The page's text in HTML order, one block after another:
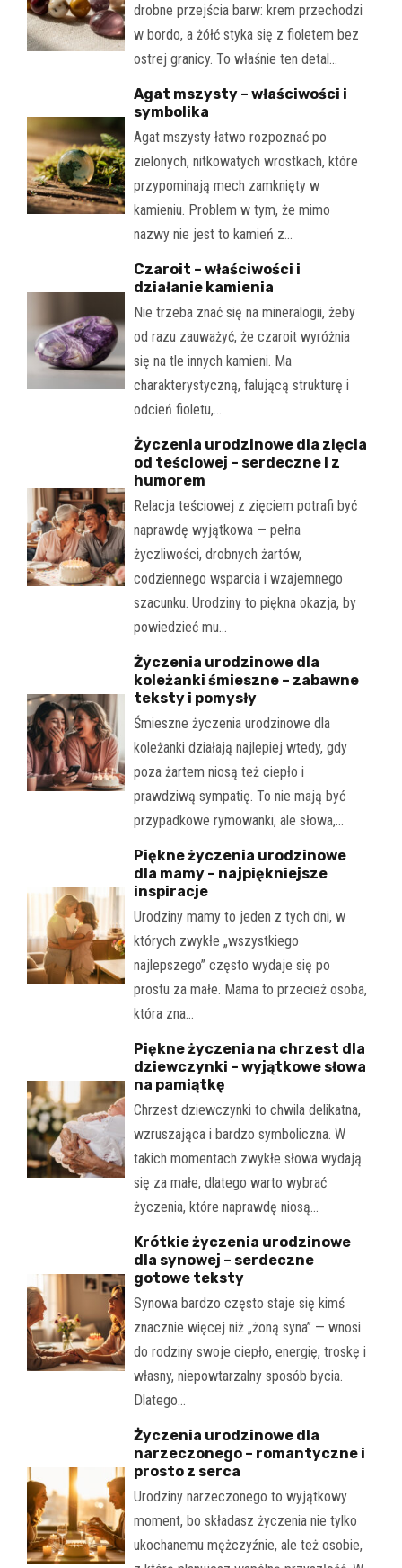
drobne przejścia barw: krem przechodzi
w bordo, a żółć styka się z fioletem bez
ostrej granicy. To właśnie ten detal…
Agat mszysty – właściwości i
symbolika
Agat mszysty łatwo rozpoznać po
zielonych, nitkowatych wrostkach, które
przypominają mech zamknięty w
kamieniu. Problem w tym, że mimo
nazwy nie jest to kamień z…
Czaroit – właściwości i
działanie kamienia
Nie trzeba znać się na mineralogii, żeby
od razu zauważyć, że czaroit wyróżnia
się na tle innych kamieni. Ma
charakterystyczną, falującą strukturę i
odcień fioletu,…
Życzenia urodzinowe dla zięcia
od teściowej – serdeczne i z
humorem
Relacja teściowej z zięciem potrafi być
naprawdę wyjątkowa — pełna
życzliwości, drobnych żartów,
codziennego wsparcia i wzajemnego
szacunku. Urodziny to piękna okazja, by
powiedzieć mu…
Życzenia urodzinowe dla
koleżanki śmieszne – zabawne
teksty i pomysły
Śmieszne życzenia urodzinowe dla
koleżanki działają najlepiej wtedy, gdy
poza żartem niosą też ciepło i
prawdziwą sympatię. To nie mają być
przypadkowe rymowanki, ale słowa,…
Piękne życzenia urodzinowe
dla mamy – najpiękniejsze
inspiracje
Urodziny mamy to jeden z tych dni, w
których zwykłe „wszystkiego
najlepszego” często wydaje się po
prostu za małe. Mama to przecież osoba,
która zna…
Piękne życzenia na chrzest dla
dziewczynki – wyjątkowe słowa
na pamiątkę
Chrzest dziewczynki to chwila delikatna,
wzruszająca i bardzo symboliczna. W
takich momentach zwykłe słowa wydają
się za małe, dlatego warto wybrać
życzenia, które naprawdę niosą…
Krótkie życzenia urodzinowe
dla synowej – serdeczne
gotowe teksty
Synowa bardzo często staje się kimś
znacznie więcej niż „żoną syna” — wnosi
do rodziny swoje ciepło, energię, troskę i
własny, niepowtarzalny sposób bycia.
Dlatego…
Życzenia urodzinowe dla
narzeczonego – romantyczne i
prosto z serca
Urodziny narzeczonego to wyjątkowy
moment, bo składasz życzenia nie tylko
ukochanemu mężczyźnie, ale też osobie,